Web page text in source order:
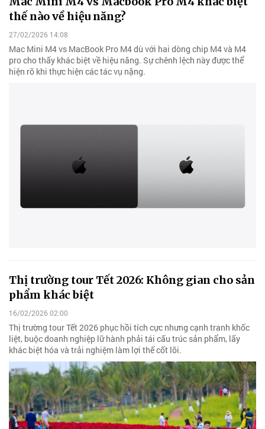
thế nào về hiệu năng?
27/02/2026 14:08
Mac Mini M4 vs MacBook Pro M4 dù với hai dòng chip M4 và M4
pro cho thấy khác biệt về hiệu năng. Sự chênh lệch này được thể
hiện rõ khi thực hiện các tác vụ nặng.
Thị trường tour Tết 2026: Không gian cho sản
phẩm khác biệt
16/02/2026 02:00
Thị trường tour Tết 2026 phục hồi tích cực nhưng cạnh tranh khốc
liệt, buộc doanh nghiệp lữ hành phải tái cấu trúc sản phẩm, lấy
khác biệt hóa và trải nghiệm làm lợi thế cốt lõi.